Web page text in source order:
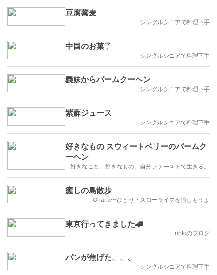
豆腐蕎麦
シングルシニアで料理下手
中国のお菓子
シングルシニアで料理下手
義妹からバームクーヘン
シングルシニアで料理下手
紫蘇ジュース
シングルシニアで料理下手
好きなもの スウィートベリーのバームク
ーヘン
好きなこと。好きなもの。自分ファーストで生きる。
癒しの島散歩
Ohana〜ひとり・スローライフを愉しもうよ
東京行ってきました🚄
rintoのブログ
パンが焦げた、、、
シングルシニアで料理下手